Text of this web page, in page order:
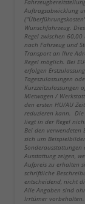
Auftragsabwicklung
Wunschfahrzeug.
Regel zwischen
nach Fahrzeug und
Transport an Ihre
Regel möglich. Bei
erfolgen
Tageszulassungen
Kurzzeitzulassungen
Mietwagen /
den ersten HU/AU
reduzieren kann.
liegt in der Regel
Bei den verwendeten
sich um
Ausstattung zeigen,
Aufpreis zu erhalten
schriftliche
entscheidend, nicht
Alle Angaben sind
Irrtümer vorbehalten.